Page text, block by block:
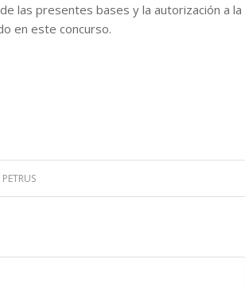
las presentes bases y la autorización a la
en este concurso.
PETRUS